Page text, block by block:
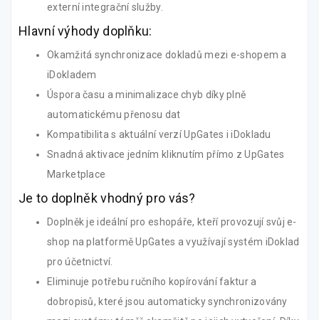
externí integrační služby.
Hlavní výhody doplňku:
Okamžitá synchronizace dokladů mezi e-shopem a
iDokladem
Úspora času a minimalizace chyb díky plně
automatickému přenosu dat
Kompatibilita s aktuální verzí UpGates i iDokladu
Snadná aktivace jedním kliknutím přímo z UpGates
Marketplace
Je to doplněk vhodný pro vás?
Doplněk je ideální pro eshopáře, kteří provozují svůj e-
shop na platformě UpGates a využívají systém iDoklad
pro účetnictví.
Eliminuje potřebu ručního kopírování faktur a
dobropisů, které jsou automaticky synchronizovány